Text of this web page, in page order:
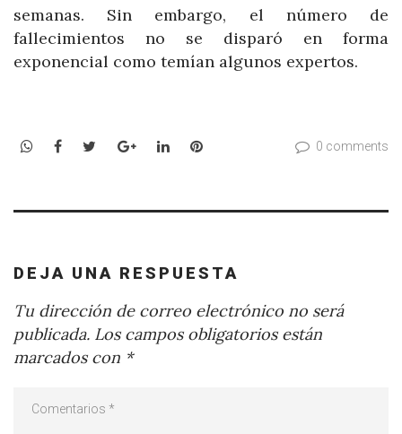
semanas. Sin embargo, el número de
fallecimientos no se disparó en forma
exponencial como temían algunos expertos.
WhatsApp
Facebook
TwitterGoogle+LinkedInPinterest 0 comments
DEJA UNA RESPUESTA
Tu dirección de correo electrónico no será
publicada. Los campos obligatorios están
marcados con *